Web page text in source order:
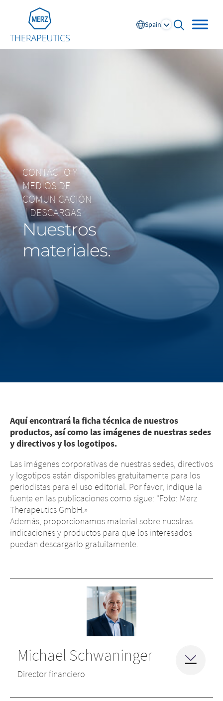
Go to Homepage
Spain
Europe
Belgium
France
Germany
Italy
Netherlands
Portugal
Russia
UK and Ireland
Middle East
North America
United States
CONTACTO Y
MEDIOS DE
COMUNICACIÓN
|DESCARGAS
Nuestros
materiales.
Aquí encontrará la ficha técnica de nuestros
productos, así como las imágenes de nuestras sedes
y directivos y los logotipos.
Las imágenes corporativas de nuestras sedes, directivos
y logotipos están disponibles gratuitamente para los
periodistas para el uso editorial. Por favor, indique la
fuente en las publicaciones como sigue: “Foto: Merz
Therapeutics GmbH.»
Además, proporcionamos material sobre nuestras
indicaciones y productos para que los interesados
puedan descargarlo gratuitamente.
Michael Schwaninger
Director financiero